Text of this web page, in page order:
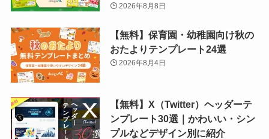
2026年8月8日
【無料】保育園・幼稚園向け秋の
おたよりテンプレート24選
2026年8月4日
【無料】X（Twitter）ヘッダーテ
ンプレート30選｜かわいい・シン
プルなどデザイン別に紹介